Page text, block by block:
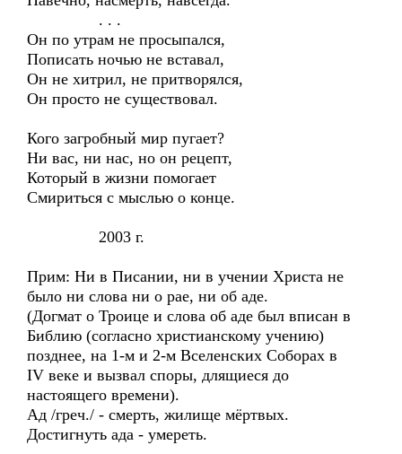
. . .
Он по утрам не просыпался,
Пописать ночью не вставал,
Он не хитрил, не притворялся,
Он просто не существовал.
Кого загробный мир пугает?
Ни вас, ни нас, но он рецепт,
Который в жизни помогает
Смириться с мыслью о конце.
2003 г.
Прим: Ни в Писании, ни в учении Христа не
было ни слова ни о рае, ни об аде.
(Догмат о Троице и слова об аде был вписан в
Библию (согласно христианскому учению)
позднее, на 1-м и 2-м Вселенских Соборах в
IV веке и вызвал споры, длящиеся до
настоящего времени).
Ад /греч./ - смерть, жилище мёртвых.
Достигнуть ада - умереть.